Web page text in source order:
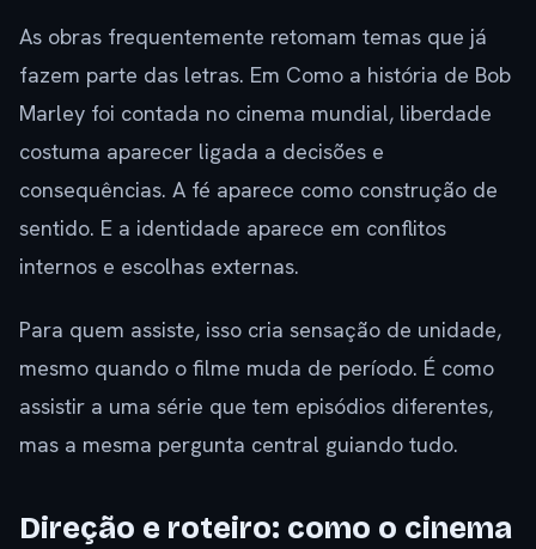
As obras frequentemente retomam temas que já
fazem parte das letras. Em Como a história de Bob
Marley foi contada no cinema mundial, liberdade
costuma aparecer ligada a decisões e
consequências. A fé aparece como construção de
sentido. E a identidade aparece em conflitos
internos e escolhas externas.
Para quem assiste, isso cria sensação de unidade,
mesmo quando o filme muda de período. É como
assistir a uma série que tem episódios diferentes,
mas a mesma pergunta central guiando tudo.
Direção e roteiro: como o cinema